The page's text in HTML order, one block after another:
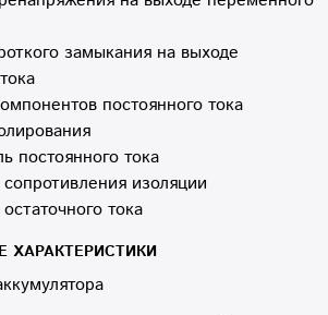
замыкания на выходе
постоянного тока
постоянного тока
изоляции
тока
ХАРАКТЕРИСТИКИ